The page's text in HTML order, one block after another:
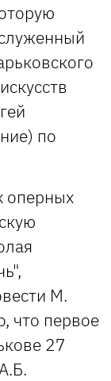
по
оперных
М.
что первое
27